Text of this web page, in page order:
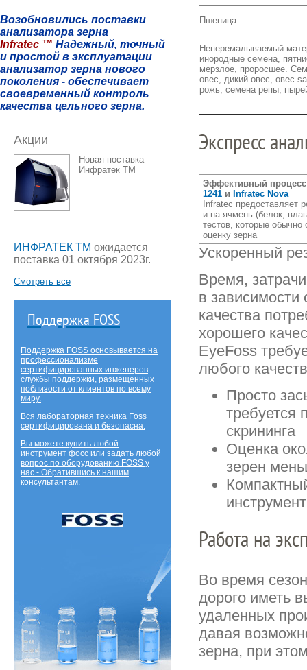
Пшеница:
Неперемалываемый
инородные семена,
мерзлое, проросшее.
овес, дикий овес, овес
рожь, семена репы,
Экспресс
Эффективный процесс
1241 и Infratec Nova
Infratec предоставляет
и на ячмень (белок,
тестов, которые
оценку зерна
Ускоренный
Время,
в зависимости
качества
хорошего
EyeFoss
любого
Просто
требуется
скрининга
Оценка
зерен
Работа на
Во время
дорого иметь
удаленных
давая
зерна, при
Возобновились поставки
анализатора зерна
Infratec ™ Надежный, точный
и простой в эксплуатации
анализатор зерна нового
поколения - обеспечивает
своевременный контроль
качества цельного зерна.
Акции
Новая поставка
Инфратек ТМ
ИНФРАТЕК ТМ ожидается
поставка 01 октября 2023г.
Смотреть все
Поддержка FOSS
Поддержка FOSS основывается на
профессионализме
сертифицированных инженеров
службы поддержки, размещенных
поблизости от клиентов по всему
миру.
Вся лабораторная техника Foss
сертифицирована и безопасна.
Вы можете купить любой
инструмент фосс или задать любой
вопрос по оборудованию FOSS у
нас - Обратившись к нашим
консультантам.